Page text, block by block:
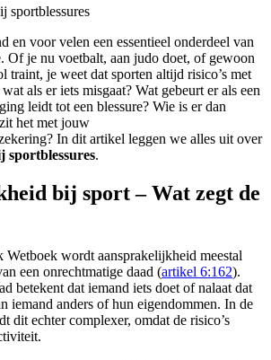
en voor velen een essentieel onderdeel van
Of je nu voetbalt, aan judo doet, of gewoon
traint, je weet dat sporten altijd risico’s met
als er iets misgaat? Wat gebeurt er als een
leidt tot een blessure? Wie is er dan
het met jouw
In dit artikel leggen we alles uit over
sportblessures.
bij sport – Wat zegt de
wordt aansprakelijkheid meestal
een onrechtmatige daad (artikel 6:162).
betekent dat iemand iets doet of nalaat dat
iemand anders of hun eigendommen. In de
dit echter complexer, omdat de risico’s